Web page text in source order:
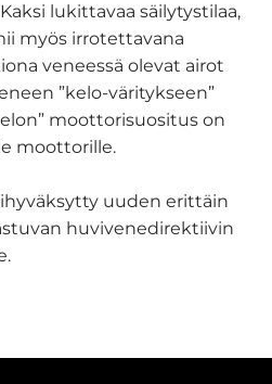
lukittavaa säilytystilaa,
myös irrotettavana
veneessä olevat airot
”kelo-väritykseen”
moottorisuositus on
moottorille.
uuden erittäin
huvivenedirektiivin